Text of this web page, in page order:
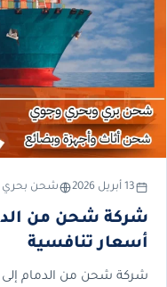
13 أبريل 2026 شحن بحري
أسعار تنافسية
شركة شحن من الدمام إلى